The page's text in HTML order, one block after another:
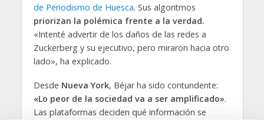
de Periodismo de Huesca. Sus algoritmos
priorizan la polémica frente a la verdad.
«Intenté advertir de los daños de las redes a
Zuckerberg y su ejecutivo, pero miraron hacia otro
lado», ha explicado.
Desde Nueva York, Béjar ha sido contundente:
«Lo peor de la sociedad va a ser amplificado».
Las plataformas deciden qué información se